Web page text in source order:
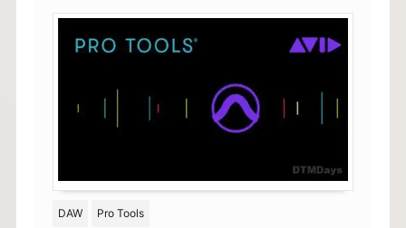
DAW Pro Tools